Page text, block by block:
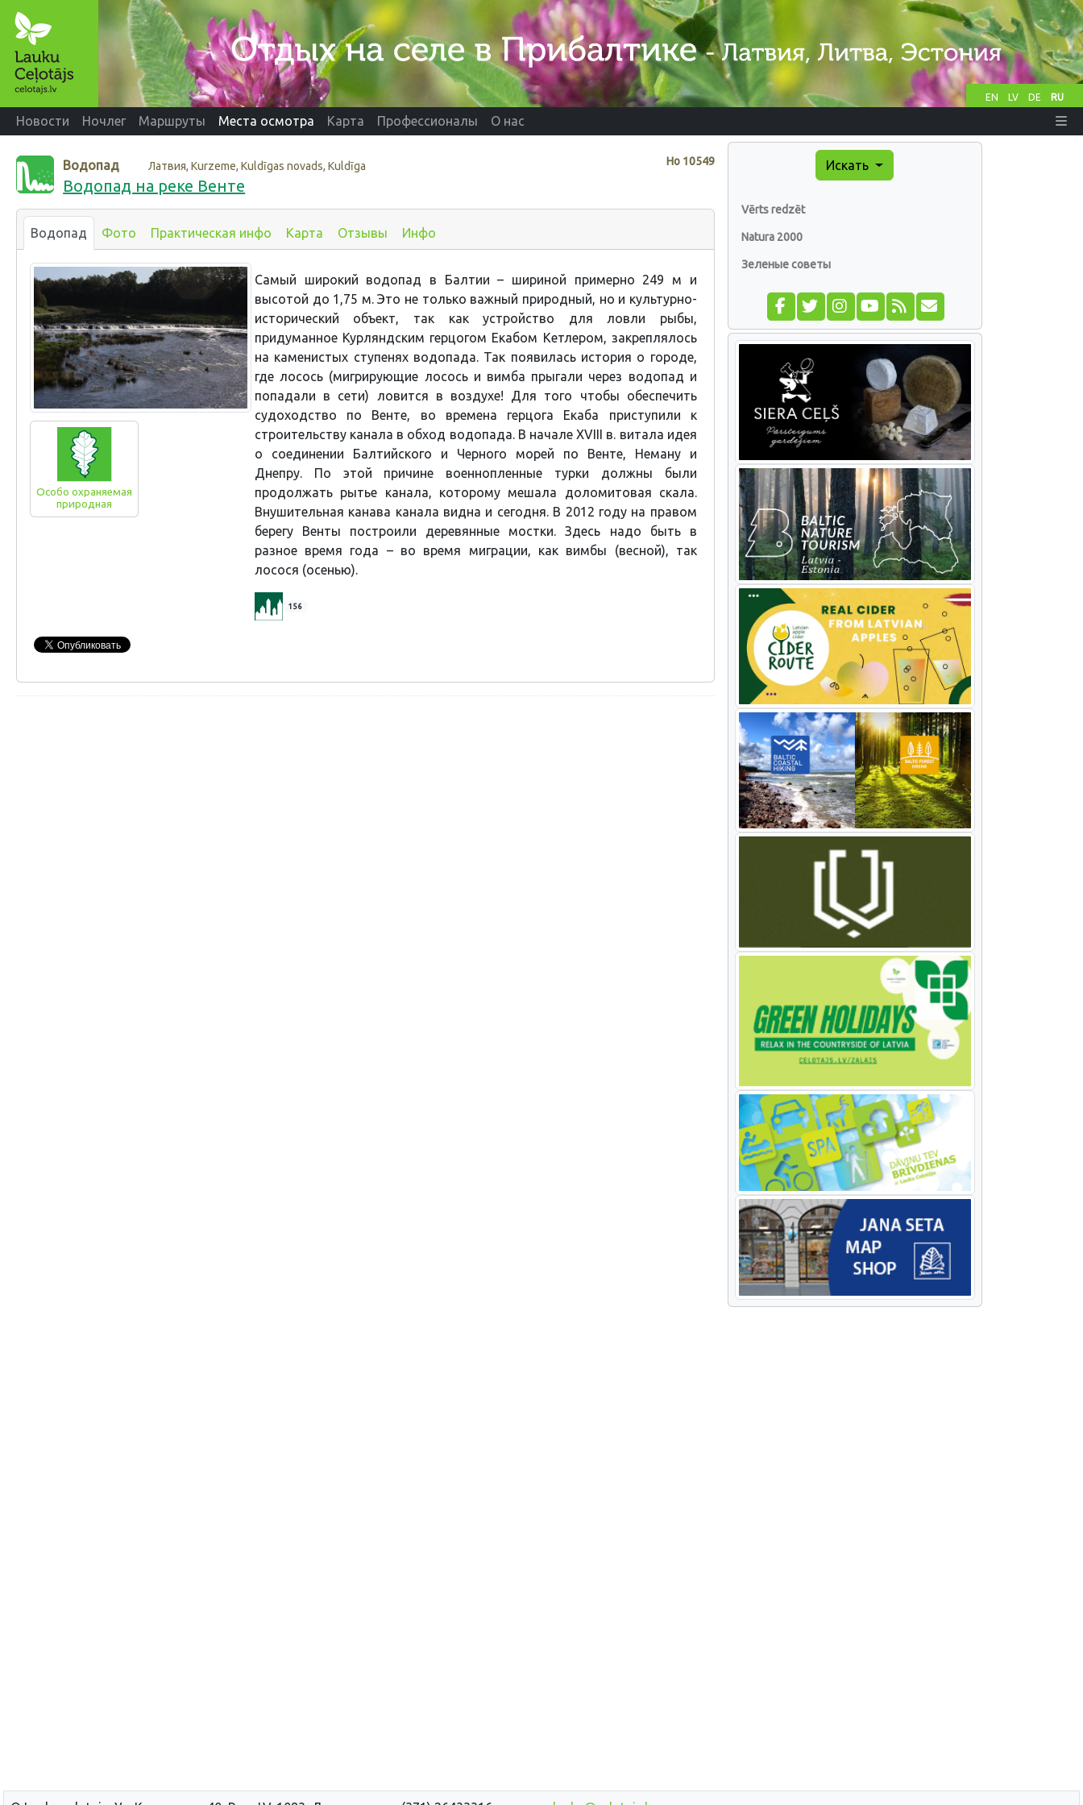
EN LV DE RU
Новости Ночлег Маршруты Места осмотра Карта Профессионалы О нас
Нo 10549
Водопад Латвия, Kurzeme, Kuldīgas novads, Kuldīga
Водопад на реке Венте
Водопад Фото Практическая инфо Карта Отзывы Инфо
Особо охраняемая
природная
территория
Самый широкий водопад в Балтии – шириной примерно 249 м и
высотой до 1,75 м.Это не только важный природный, но и культурно-
исторический объект, так как устройство для ловли рыбы,
придуманное Курляндским герцогом Екабом Кетлером, закреплялось
на каменистых ступенях водопада. Так появилась история о городе,
где лосось (мигрирующие лосось и вимба прыгали через водопад и
попадали в сети) ловится в воздухе! Для того чтобы обеспечить
судоходство по Венте, во времена герцога Екаба приступили к
строительству канала в обход водопада. В начале XVIII в. витала идея
о соединении Балтийского и Черного морей по Венте, Неману и
Днепру. По этой причине военнопленные турки должны были
продолжать рытье канала, которому мешала доломитовая скала.
Внушительная канава канала видна и сегодня. В 2012 году на правом
берегу Венты построили деревянные мостки. Здесь надо быть в
разное время года – во время миграции, как вимбы (весной), так
лосося (осенью).
156
Искать
Vērts redzēt
Natura 2000
Зеленые советы